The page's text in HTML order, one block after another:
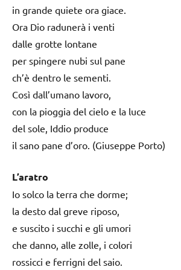
in grande quiete ora giace.
Ora Dio radunerà i venti
dalle grotte lontane
per spingere nubi sul pane
ch’è dentro le sementi.
Così dall’umano lavoro,
con la pioggia del cielo e la luce
del sole, Iddio produce
il sano pane d’oro. (Giuseppe Porto)
L’aratro
Io solco la terra che dorme;
la desto dal greve riposo,
e suscito i succhi e gli umori
che danno, alle zolle, i colori
rossicci e ferrigni del saio.